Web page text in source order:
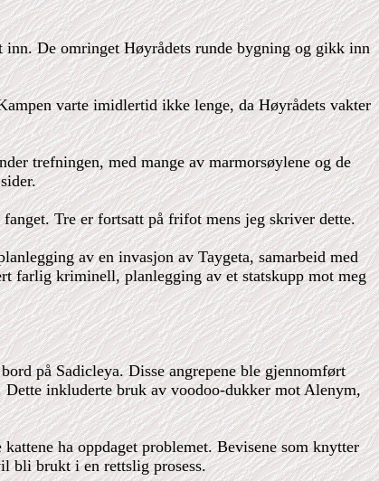
De omringet Høyrådets runde bygning og gikk inn
varte imidlertid ikke lenge, da Høyrådets vakter
trefningen, med mange av marmorsøylene og de
Tre er fortsatt på frifot mens jeg skriver dette.
av en invasjon av Taygeta, samarbeid med
farlig kriminell, planlegging av et statskupp mot meg
på Sadicleya. Disse angrepene ble gjennomført
inkluderte bruk av voodoo-dukker mot Alenym,
ha oppdaget problemet. Bevisene som knytter
bli brukt i en rettslig prosess.